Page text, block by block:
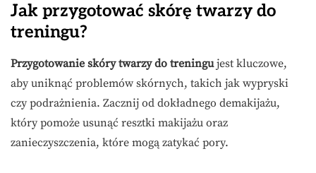
Jak przygotować skórę twarzy do
treningu?
Przygotowanie skóry twarzy do treningujest kluczowe,
aby uniknąć problemów skórnych, takich jak wypryski
czy podrażnienia. Zacznij od dokładnego demakijażu,
który pomoże usunąć resztki makijażu oraz
zanieczyszczenia, które mogą zatykać pory.